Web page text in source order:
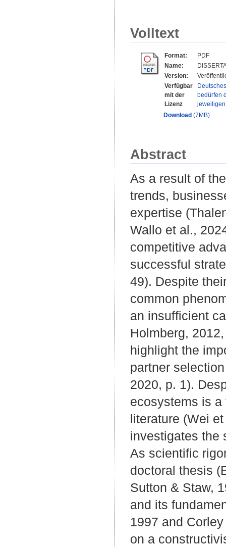
Volltext
Format:
PDF
Name:
Version:
Verfügbar
mit der
Lizenz
bedürfen
Download (7MB)
Abstract
As a result of
trends,
expertise
Wallo et al.,
competitive
successful
49). Despite
common
an insufficient
Holmberg,
highlight the
partner
2020, p. 1).
ecosystems is
literature (Wei
investigates the
As scientific
doctoral thesis
Sutton & Staw,
and its
1997 and
on a